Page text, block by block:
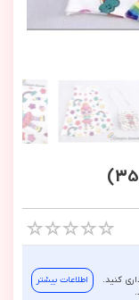
کنید.
اطلاعات بیشتر